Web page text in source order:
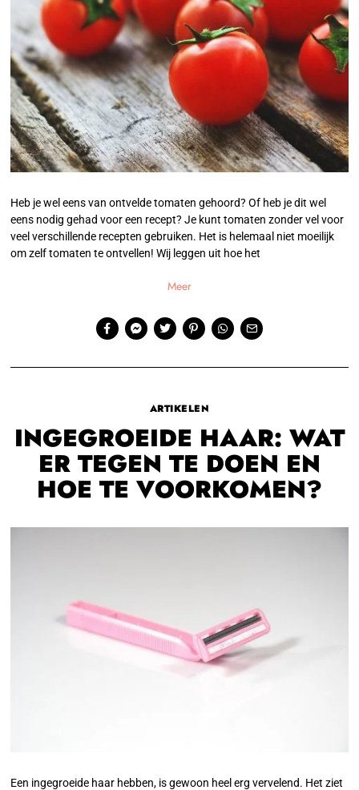
Heb je wel eens van ontvelde tomaten gehoord? Of heb je dit wel
eens nodig gehad voor een recept? Je kunt tomaten zonder vel voor
veel verschillende recepten gebruiken. Het is helemaal niet moeilijk
om zelf tomaten te ontvellen! Wij leggen uit hoe het
Meer
ARTIKELEN
INGEGROEIDE HAAR: WAT
ER TEGEN TE DOEN EN
HOE TE VOORKOMEN?
Een ingegroeide haar hebben, is gewoon heel erg vervelend. Het ziet